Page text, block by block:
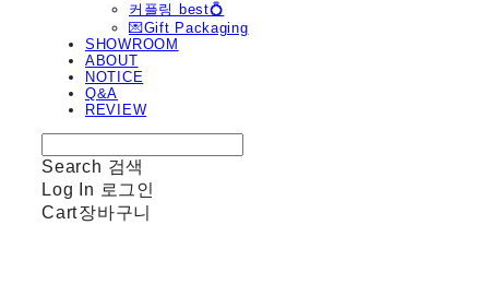
커플링 best💍
💌Gift Packaging
SHOWROOM
ABOUT
NOTICE
Q&A
REVIEW
Search 검색
Log In 로그인
Cart장바구니